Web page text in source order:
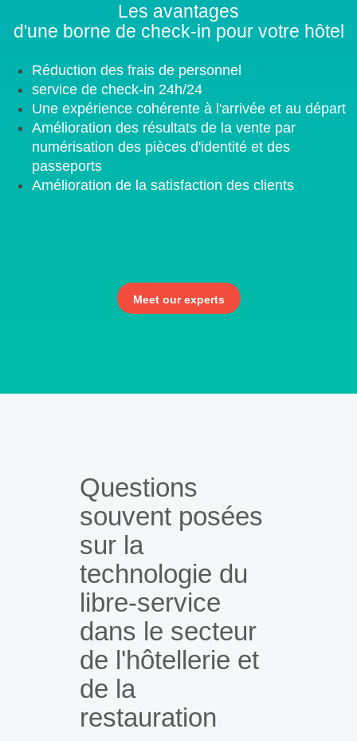
Les avantages
d'une borne de check-in pour votre hôtel
Réduction des frais de personnel
service de check-in 24h/24
Une expérience cohérente à l'arrivée et au départ
Amélioration des résultats de la vente par
numérisation des pièces d'identité et des
passeports
Amélioration de la satisfaction des clients
Meet our experts
Questions
souvent posées
sur la
technologie du
libre-service
dans le secteur
de l'hôtellerie et
de la
restauration